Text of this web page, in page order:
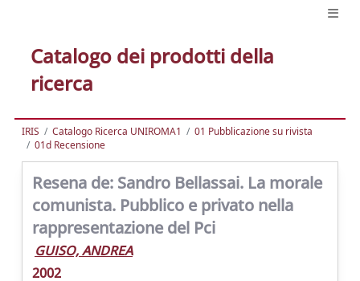
Catalogo dei prodotti della
ricerca
IRIS Catalogo Ricerca UNIROMA1
01 Pubblicazione su rivista
01d Recensione
Resena de: Sandro Bellassai. La morale
comunista. Pubblico e privato nella
rappresentazione del Pci
GUISO, ANDREA
2002